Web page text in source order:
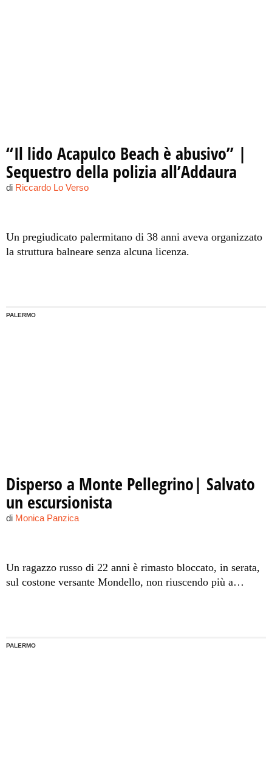
“Il lido Acapulco Beach è abusivo” |
Sequestro della polizia all’Addaura
di Riccardo Lo Verso
Un pregiudicato palermitano di 38 anni aveva organizzato
la struttura balneare senza alcuna licenza.
PALERMO
Disperso a Monte Pellegrino| Salvato
un escursionista
di Monica Panzica
Un ragazzo russo di 22 anni è rimasto bloccato, in serata,
sul costone versante Mondello, non riuscendo più a
PALERMO